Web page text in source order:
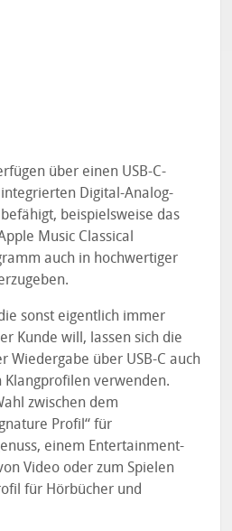
über einen USB-C-
Digital-Analog-
beispielsweise das
Music Classical
auch in hochwertiger
sonst eigentlich immer
Kunde will, lassen sich die
Wiedergabe über USB-C auch
verwenden.
zwischen dem
Profil“ für
einem Entertainment-
Video oder zum Spielen
für Hörbücher und